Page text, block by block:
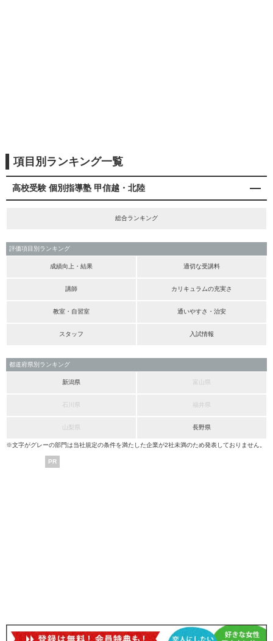
項目別ランキング一覧
高校受験 個別指導塾 甲信越・北陸
総合ランキング
評価項目別ランキング
成績向上・結果 適切な受講料
講師 カリキュラムの充実さ
教室・自習室 通いやすさ・治安
スタッフ 入試情報
都道府県別ランキング
新潟県 富山県
石川県 福井県
山梨県 長野県
※文字がグレーの部門は当社規定の条件を満たした企業が2社未満のため発表しておりません。
PR